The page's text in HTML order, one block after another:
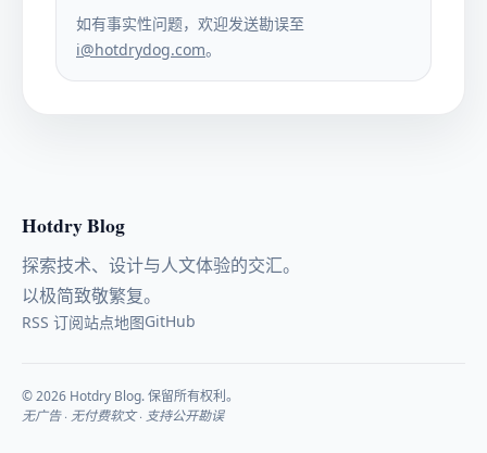
如有事实性问题，欢迎发送勘误至
i@hotdrydog.com。
Hotdry Blog
探索技术、设计与人文体验的交汇。
以极简致敬繁复。
RSS 订阅站点地图GitHub
© 2026 Hotdry Blog. 保留所有权利。
无广告 · 无付费软文 · 支持公开勘误